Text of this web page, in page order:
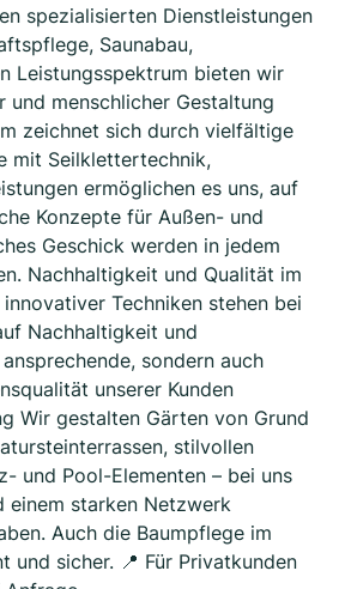
spezialisierten Dienstleistungen
Saunabau,
Leistungsspektrum bieten wir
menschlicher Gestaltung
zeichnet sich durch vielfältige
mit Seilklettertechnik,
ermöglichen es uns, auf
Konzepte für Außen- und
Geschick werden in jedem
Nachhaltigkeit und Qualität im
Techniken stehen bei
Nachhaltigkeit und
sondern auch
unserer Kunden
Wir gestalten Gärten von Grund
stilvollen
und Pool-Elementen – bei uns
einem starken Netzwerk
Auch die Baumpflege im
sicher. 📍 Für Privatkunden